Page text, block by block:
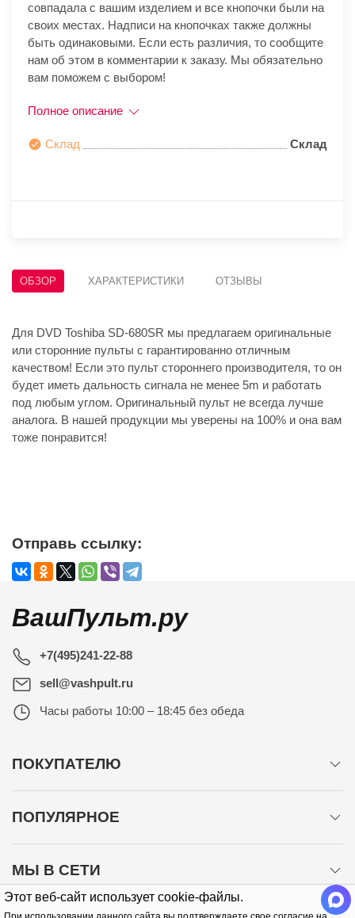
Этот веб-сайт использует cookie-файлы.
совпадала с вашим изделием и все кнопочки были на
своих местах. Надписи на кнопочках также должны
быть одинаковыми. Если есть различия, то сообщите
нам об этом в комментарии к заказу. Мы обязательно
вам поможем с выбором!
Полное описание
Склад Склад
ОБЗОР ХАРАКТЕРИСТИКИ ОТЗЫВЫ
Для DVD Toshiba SD-680SR мы предлагаем оригинальные
или сторонние пульты с гарантированно отличным
качеством! Если это пульт стороннего производителя, то он
будет иметь дальность сигнала не менее 5m и работать
под любым углом. Оригинальный пульт не всегда лучше
аналога. В нашей продукции мы уверены на 100% и она вам
тоже понравится!
Отправь ссылку:
ВашПульт.ру
+7(495)241-22-88
sell@vashpult.ru
Часы работы 10:00 – 18:45 без обеда
ПОКУПАТЕЛЮ
ПОПУЛЯРНОЕ
МЫ В СЕТИ